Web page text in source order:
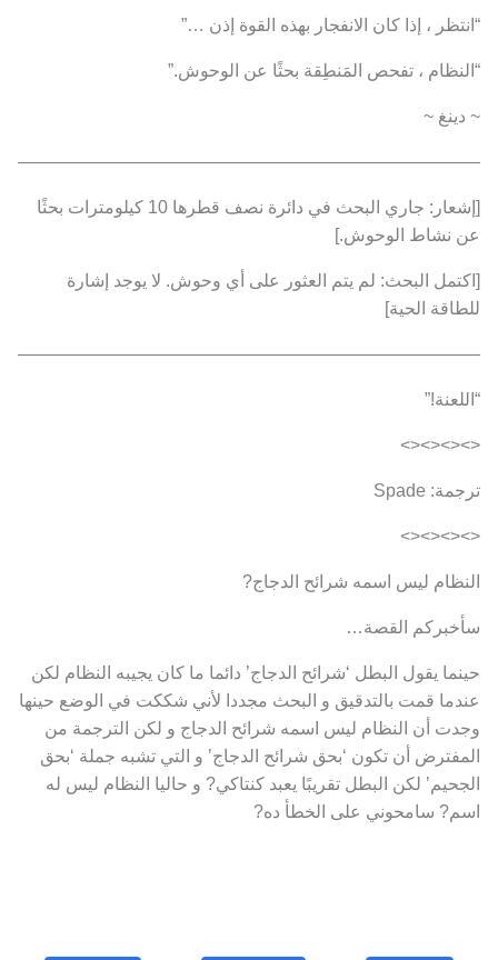
“انتظر ، إذا كان الانفجار بهذه القوة إذن …”
“النظام ، تفحص المَنطِقة بحثًا عن الوحوش.”
~ دينغ ~
[إشعار: جاري البحث في دائرة نصف قطرها 10 كيلومترات بحثًا
عن نشاط الوحوش.]
[اكتمل البحث: لم يتم العثور على أي وحوش. لا يوجد إشارة
للطاقة الحية]
“اللعنة!”
<><><><>
ترجمة: Spade
<><><><>
النظام ليس اسمه شرائح الدجاج?
سأخبركم القصة…
حينما يقول البطل ‘شرائح الدجاج’ دائما ما كان يجيبه النظام لكن
عندما قمت بالتدقيق و البحث مجددا لأني شككت في الوضع حينها
وجدت أن النظام ليس اسمه شرائح الدجاج و لكن الترجمة من
المفترض أن تكون ‘بحق شرائح الدجاج’ و التي تشبه جملة ‘بحق
الجحيم’ لكن البطل تقريبًا يعبد كنتاكي? و حاليا النظام ليس له
اسم? سامحوني على الخطأ ده?